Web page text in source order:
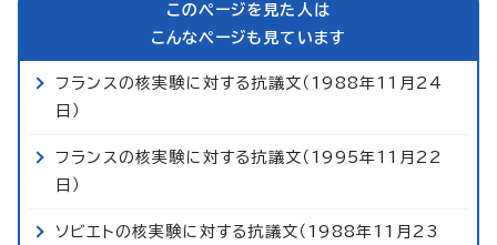
このページを見た人は
こんなページも見ています
フランスの核実験に対する抗議文（1988年11月24
日）
フランスの核実験に対する抗議文（1995年11月22
日）
ソビエトの核実験に対する抗議文（1988年11月23